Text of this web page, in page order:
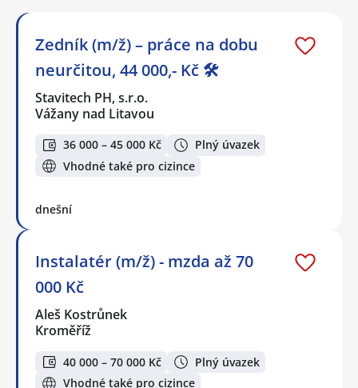
Zedník (m/ž) – práce na dobu
neurčitou, 44 000,- Kč 🛠️
Stavitech PH, s.r.o.
Vážany nad Litavou
36 000 – 45 000 Kč
Plný úvazek
Vhodné také pro cizince
dnešní
Instalatér (m/ž) - mzda až 70
000 Kč
Aleš Kostrůnek
Kroměříž
40 000 – 70 000 Kč
Plný úvazek
Vhodné také pro cizince